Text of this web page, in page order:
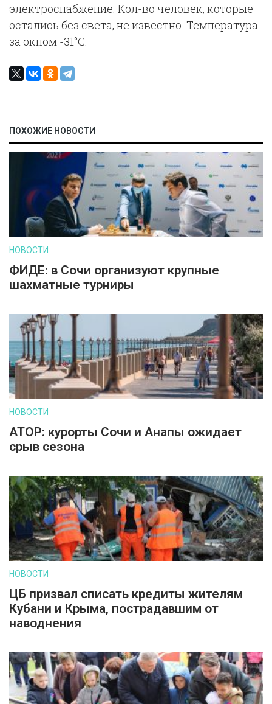
электроснабжение. Кол-во человек, которые
остались без света, не известно. Температура
за окном -31°С.
ПОХОЖИЕ НОВОСТИ
НОВОСТИ
ФИДЕ: в Сочи организуют крупные
шахматные турниры
НОВОСТИ
АТОР: курорты Сочи и Анапы ожидает
срыв сезона
НОВОСТИ
ЦБ призвал списать кредиты жителям
Кубани и Крыма, пострадавшим от
наводнения